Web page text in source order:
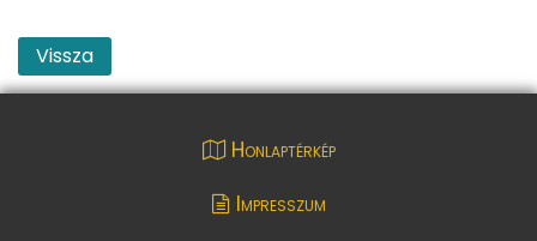
Vissza
Honlaptérkép
Impresszum